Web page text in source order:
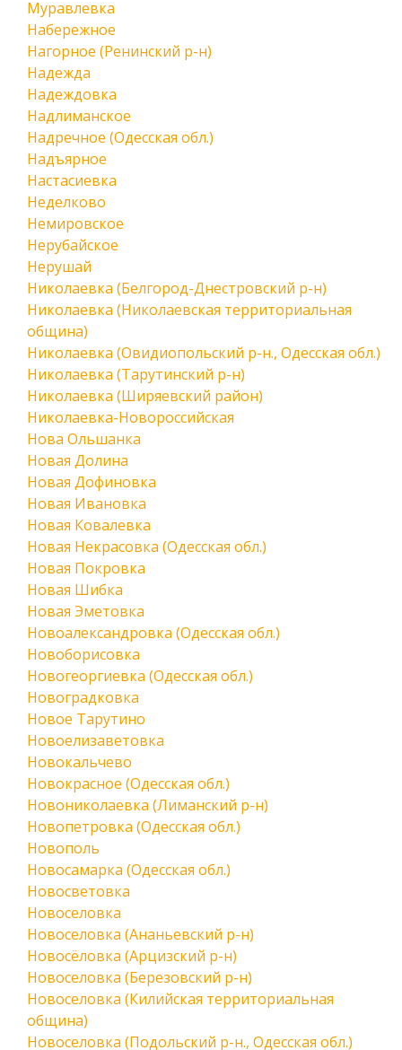
Муравлевка
Набережное
Нагорное (Ренинский р-н)
Надежда
Надеждовка
Надлиманское
Надречное (Одесская обл.)
Надъярное
Настасиевка
Неделково
Немировское
Нерубайское
Нерушай
Николаевка (Белгород-Днестровский р-н)
Николаевка (Николаевская территориальная
община)
Николаевка (Овидиопольский р-н., Одесская обл.)
Николаевка (Тарутинский р-н)
Николаевка (Ширяевский район)
Николаевка-Новороссийская
Нова Ольшанка
Новая Долина
Новая Дофиновка
Новая Ивановка
Новая Ковалевка
Новая Некрасовка (Одесская обл.)
Новая Покровка
Новая Шибка
Новая Эметовка
Новоалександровка (Одесская обл.)
Новоборисовка
Новогеоргиевка (Одесская обл.)
Новоградковка
Новое Тарутино
Новоелизаветовка
Новокальчево
Новокрасное (Одесская обл.)
Новониколаевка (Лиманский р-н)
Новопетровка (Одесская обл.)
Новополь
Новосамарка (Одесская обл.)
Новосветовка
Новоселовка
Новоселовка (Ананьевский р-н)
Новосёловка (Арцизский р-н)
Новоселовка (Березовский р-н)
Новоселовка (Килийская территориальная
община)
Новоселовка (Подольский р-н., Одесская обл.)